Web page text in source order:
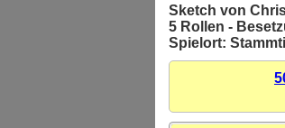
Sketch von
5 Rollen -
Spielort: